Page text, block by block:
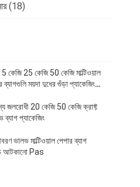
(18)
কেজি 25 কেজি 50 কেজি মাল্টিওয়াল
ব্যাগগুলি ময়দা দুধের গুঁড়া প্যাকেজিং
জলরোধী 20 কেজি 50 কেজি ক্রাফ্ট
ব্যাগ প্যাকেজিং
ভালভ মাল্টিওয়াল পেপার ব্যাগ
আটকানো Pas